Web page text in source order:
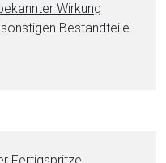
Wirkung
Be­stand­tei­le